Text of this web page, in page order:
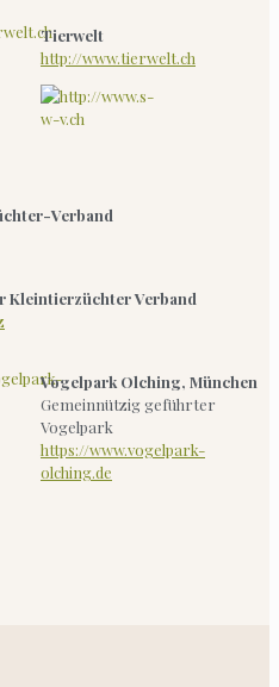
Tierwelt
http://www.tierwelt.ch
Verband
Kleintierzüchter Verband
Vogelpark Olching, München
Gemeinnützig geführter
Vogelpark
https://www.vogelpark-
olching.de